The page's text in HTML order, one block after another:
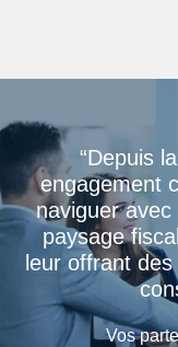
“Depuis
engagement
naviguer
paysage
leur offrant
Vos